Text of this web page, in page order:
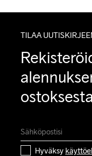
TILAA
Hyväksy